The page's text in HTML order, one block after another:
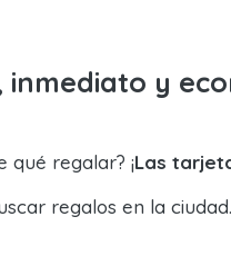
inmediato y
qué regalar? ¡Las
regalos en la